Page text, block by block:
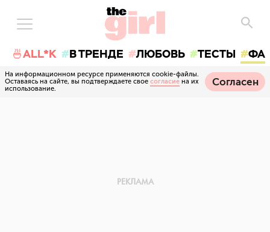
🍜ALL*K В ТРЕНДЕ ЛЮБОВЬ ТЕСТЫ
На информационном ресурсе применяются cookie-файлы.
Оставаясь на сайте, вы подтверждаете свое согласие на их
использование.
Согласен